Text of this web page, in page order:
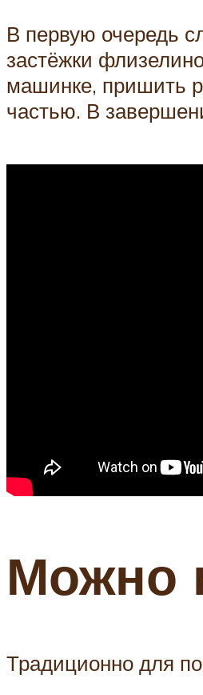
В первую очередь
застёжки
машинке, пришить
частью. В
Можно
Традиционно для